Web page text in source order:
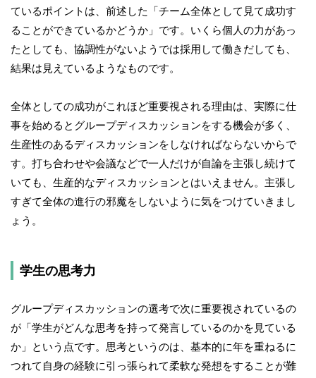
ているポイントは、前述した「チーム全体として見て成功す
ることができているかどうか」です。いくら個人の力があっ
たとしても、協調性がないようでは採用して働きだしても、
結果は見えているようなものです。
全体としての成功がこれほど重要視される理由は、実際に仕
事を始めるとグループディスカッションをする機会が多く、
生産性のあるディスカッションをしなければならないからで
す。打ち合わせや会議などで一人だけが自論を主張し続けて
いても、生産的なディスカッションとはいえません。主張し
すぎて全体の進行の邪魔をしないように気をつけていきまし
ょう。
学生の思考力
グループディスカッションの選考で次に重要視されているの
が「学生がどんな思考を持って発言しているのかを見ている
か」という点です。思考というのは、基本的に年を重ねるに
つれて自身の経験に引っ張られて柔軟な発想をすることが難